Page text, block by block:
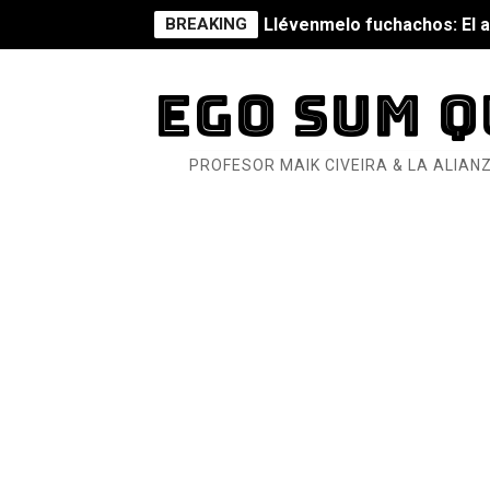
BREAKING Llévenmelo fuchachos: El
Mario: La epopeya del
Mario: La epopeya del
EGO SUM
PROFESOR MAIK CIVEIRA & LA